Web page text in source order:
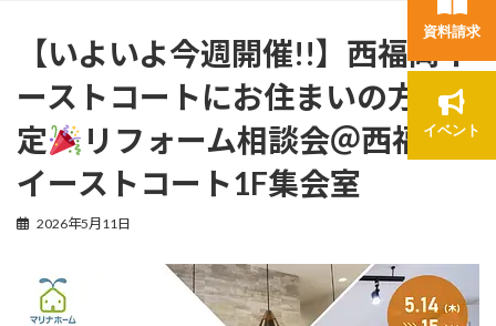
【いよいよ今週開催!!】西福岡イ
ーストコートにお住まいの方限
定
リフォーム相談会＠西福岡
イーストコート1F集会室
2026年5月11日
資料請求
イベント